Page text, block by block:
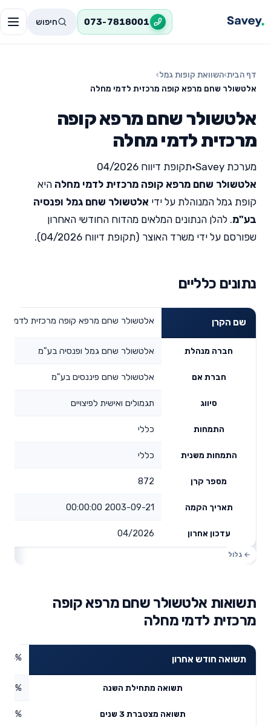
073-7818001 חיפוש
דף הבית›השוואת קופות גמל›
אלטשולר שחם מרפא קופה מרכזית לדמי מחלה
אלטשולר שחם מרפא קופה
מרכזית לדמי מחלה
מערכת Savey •תקופת דיווח 04/2026
אלטשולר שחם מרפא קופה מרכזית לדמי מחלה היא
קופת גמל המנוהלת על ידי אלטשולר שחם גמל ופנסיה
בע"מ. להלן הנתונים המלאים מהדוח החודשי האחרון
שפורסם על ידי משרד האוצר (תקופת דיווח 04/2026).
נתונים כלליים
שם הקרן אלטשולר שחם מרפא קופה מרכזית לדמי
חברה מנהלת אלטשולר שחם גמל ופנסיה בע"מ
חברת אם אלטשולר שחם פיננסים בע"מ
סיווג תגמולים ואישית לפיצויים
התמחות כללי
התמחות משנית כללי
מספר קרן 872
תאריך הקמה 2003-09-21 00:00:00
עדכון אחרון 04/2026
תשואות אלטשולר שחם מרפא קופה
מרכזית לדמי מחלה
תשואה חודש אחרון
תשואה מתחילת השנה
תשואה מצטברת 3 שנים